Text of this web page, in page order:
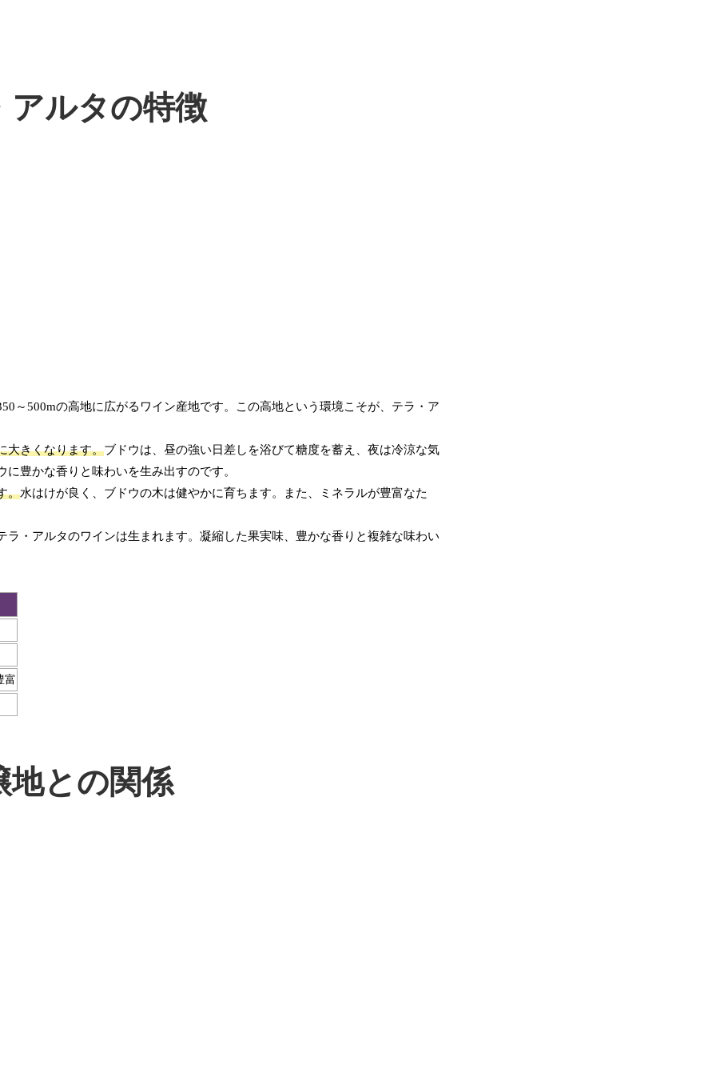
アルタの特徴
～500mの高地に広がるワイン産地です。この高地という環境こそが、テラ・ア
大きくなります。ブドウは、昼の強い日差しを浴びて糖度を蓄え、夜は冷涼な気
豊かな香りと味わいを生み出すのです。
。水はけが良く、ブドウの木は健やかに育ちます。また、ミネラルが豊富なた
・アルタのワインは生まれます。凝縮した果実味、豊かな香りと複雑な味わい
富
地との関係